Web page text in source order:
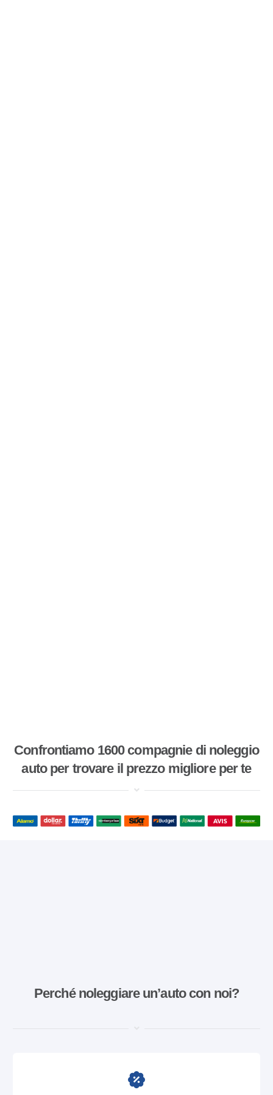
Confrontiamo 1600 compagnie di noleggio
auto per trovare il prezzo migliore per te
Perché noleggiare un’auto con noi?